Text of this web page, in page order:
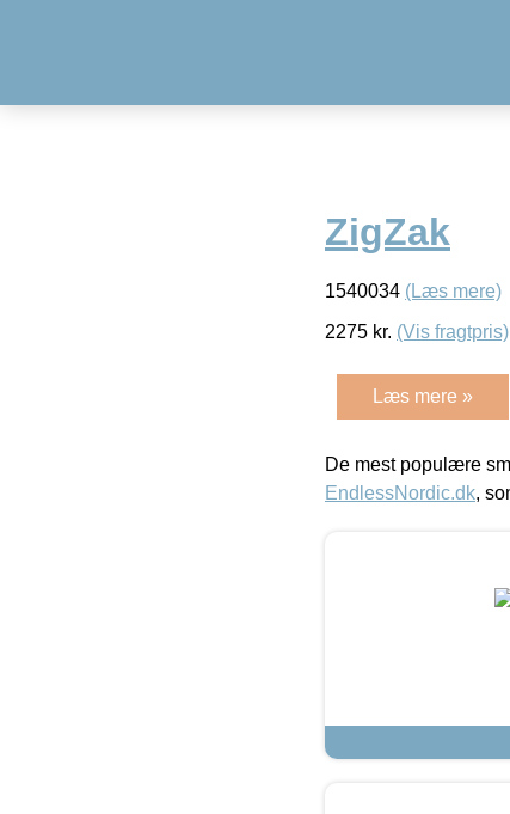
ZigZak
1540034 (Læs mere)
2275 kr. (Vis fragtpris)
Læs mere »
De mest populære
EndlessNordic.dk,